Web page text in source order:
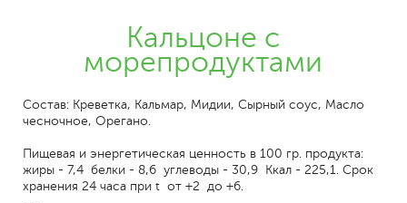
Кальцоне с
морепродуктами
Состав: Креветка, Кальмар, Мидии, Сырный соус, Масло
чесночное, Орегано.
Пищевая и энергетическая ценность в 100 гр. продукта:
жиры - 7,4 белки - 8,6 углеводы - 30,9 Ккал - 225,1. Срок
хранения 24 часа при t от +2 до +6.